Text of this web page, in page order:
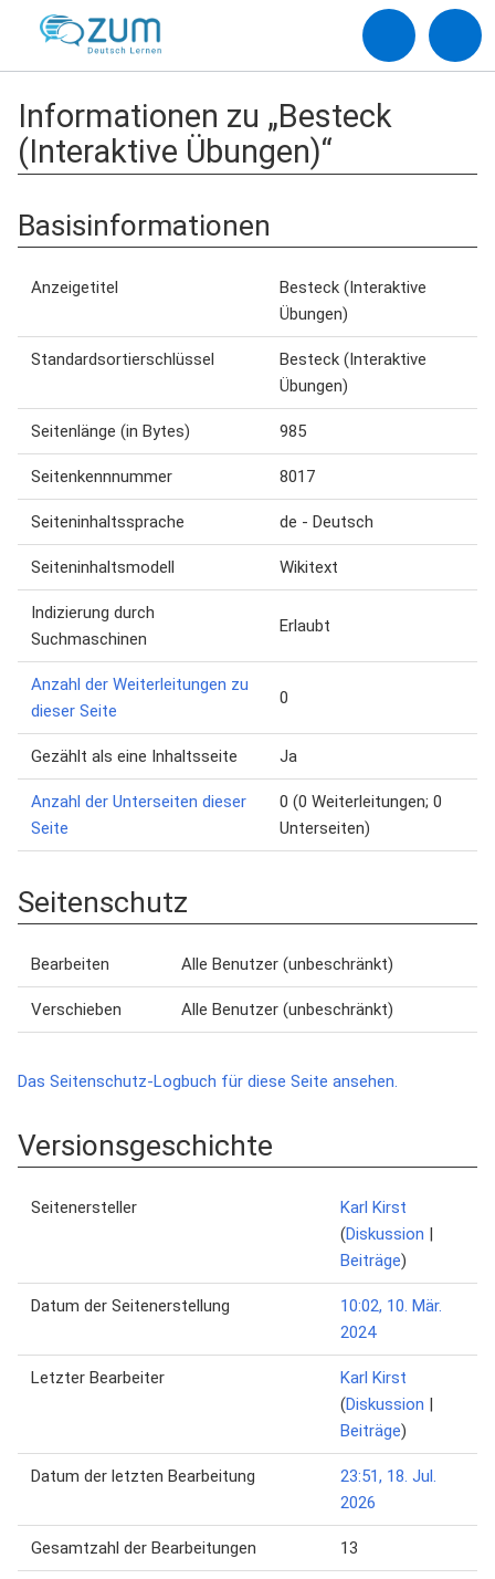
Informationen zu „Besteck
(Interaktive Übungen)“
Basisinformationen
Anzeigetitel
Besteck (Interaktive
Übungen)
Standardsortierschlüssel
Besteck (Interaktive
Übungen)
Seitenlänge (in Bytes) 985
Seitenkennnummer 8017
Seiteninhaltssprache de - Deutsch
Seiteninhaltsmodell Wikitext
Indizierung durch
Suchmaschinen
Erlaubt
Anzahl der Weiterleitungen zu
dieser Seite
0
Gezählt als eine Inhaltsseite Ja
Anzahl der Unterseiten dieser
Seite
0 (0 Weiterleitungen; 0
Unterseiten)
Seitenschutz
Bearbeiten Alle Benutzer (unbeschränkt)
Verschieben Alle Benutzer (unbeschränkt)
Das Seitenschutz-Logbuch für diese Seite ansehen.
Versionsgeschichte
Seitenersteller
Karl Kirst
(Diskussion |
Beiträge)
Datum der Seitenerstellung
10:02, 10. Mär.
2024
Letzter Bearbeiter
Karl Kirst
(Diskussion |
Beiträge)
Datum der letzten Bearbeitung
23:51, 18. Jul.
2026
Gesamtzahl der Bearbeitungen 13